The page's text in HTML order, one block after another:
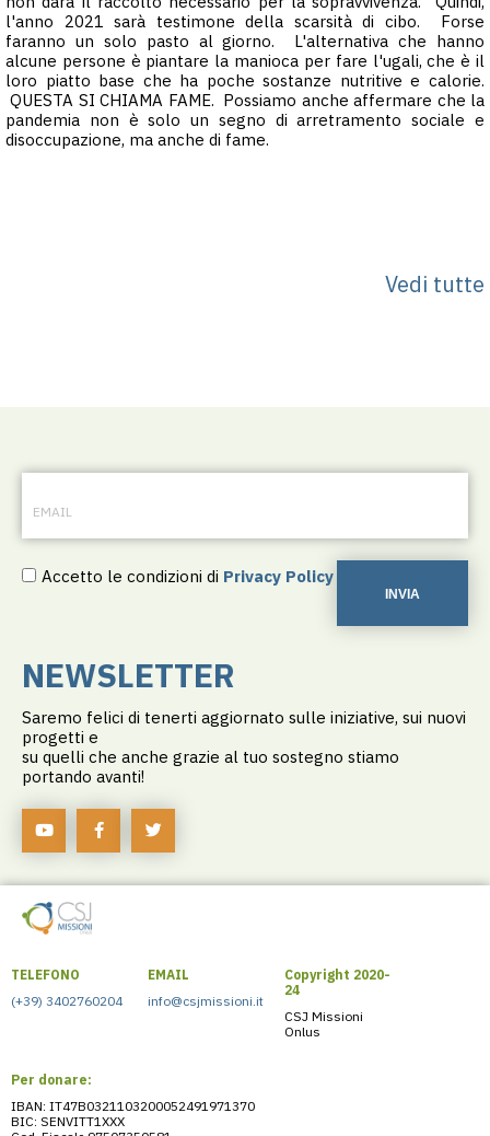
l'anno 2021 sarà testimone della scarsità di cibo. Forse
faranno un solo pasto al giorno. L'alternativa che hanno
alcune persone è piantare la manioca per fare l'ugali, che è il
loro piatto base che ha poche sostanze nutritive e calorie.
QUESTA SI CHIAMA FAME. Possiamo anche affermare che la
pandemia non è solo un segno di arretramento sociale e
disoccupazione, ma anche di fame.
Vedi tutte
Accetto le condizioni di Privacy Policy
INVIA
NEWSLETTER
Saremo felici di tenerti aggiornato sulle iniziative, sui nuovi
progetti e
su quelli che anche grazie al tuo sostegno stiamo
portando avanti!
TELEFONO
(+39) 3402760204
EMAIL
info@csjmissioni.it
Copyright 2020-
24
CSJ Missioni
Onlus
Per donare:
IBAN: IT47B0321103200052491971370
BIC: SENVITT1XXX